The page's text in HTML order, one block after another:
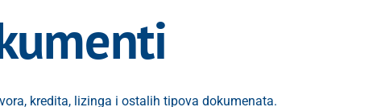
kredita, lizinga i ostalih tipova dokumenata.